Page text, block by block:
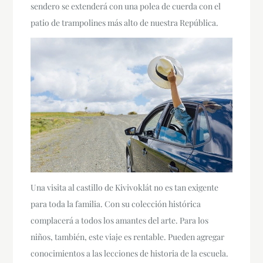
sendero se extenderá con una polea de cuerda con el
patio de trampolines más alto de nuestra República.
Una visita al castillo de Kivivoklát no es tan exigente
para toda la familia. Con su colección histórica
complacerá a todos los amantes del arte. Para los
niños, también, este viaje es rentable. Pueden agregar
conocimientos a las lecciones de historia de la escuela.